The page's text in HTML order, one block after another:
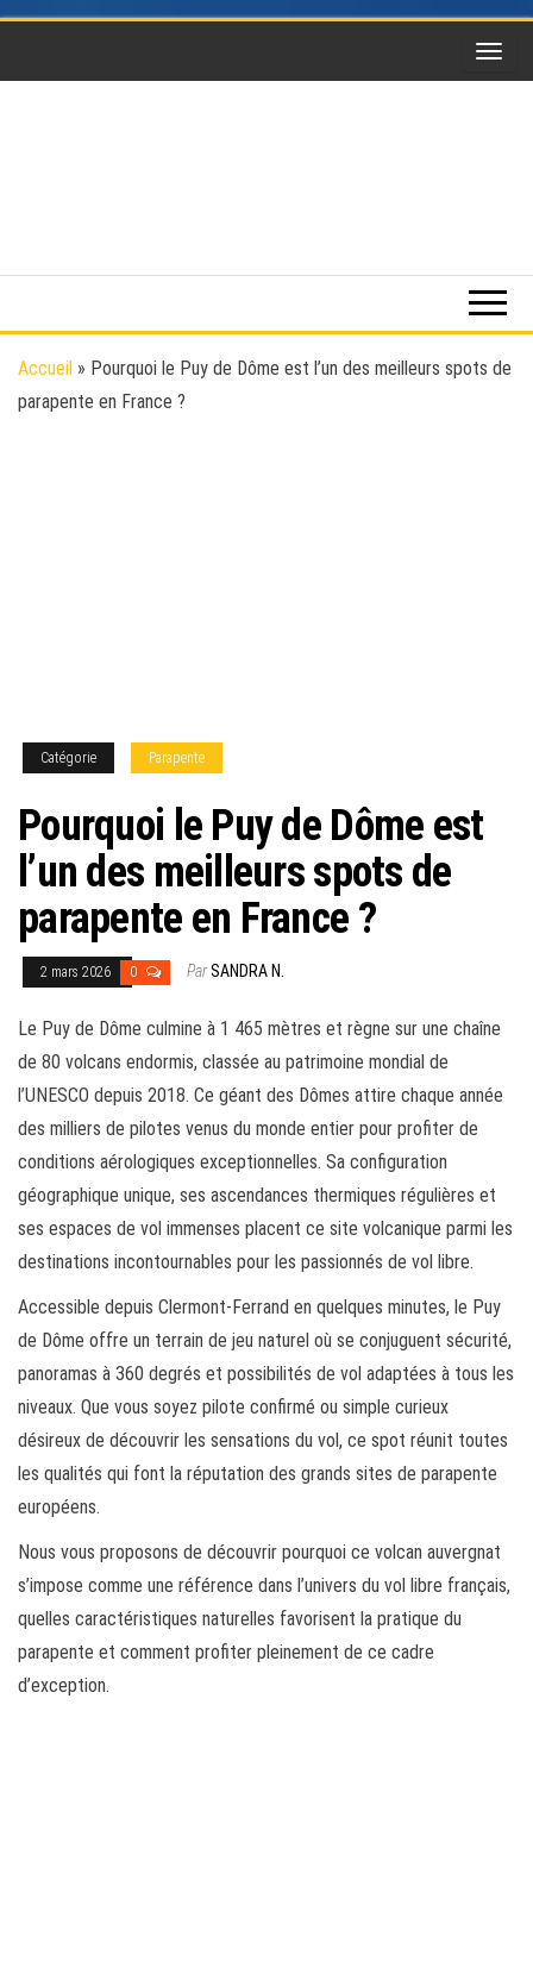
extrême,
Kitesurf,
Accueil » Pourquoi le Puy de Dôme est l’un des meilleurs spots de
parapente en France ?
Catégorie Parapente
Pourquoi le Puy de Dôme est
l’un des meilleurs spots de
parapente en France ?
2 mars 2026 0 ParSANDRA N.
Le Puy de Dôme culmine à 1 465 mètres et règne sur une chaîne
de 80 volcans endormis, classée au patrimoine mondial de
l’UNESCO depuis 2018. Ce géant des Dômes attire chaque année
des milliers de pilotes venus du monde entier pour profiter de
conditions aérologiques exceptionnelles. Sa configuration
géographique unique, ses ascendances thermiques régulières et
ses espaces de vol immenses placent ce site volcanique parmi les
destinations incontournables pour les passionnés de vol libre.
Accessible depuis Clermont-Ferrand en quelques minutes, le Puy
de Dôme offre un terrain de jeu naturel où se conjuguent sécurité,
panoramas à 360 degrés et possibilités de vol adaptées à tous les
niveaux. Que vous soyez pilote confirmé ou simple curieux
désireux de découvrir les sensations du vol, ce spot réunit toutes
les qualités qui font la réputation des grands sites de parapente
européens.
Nous vous proposons de découvrir pourquoi ce volcan auvergnat
s’impose comme une référence dans l’univers du vol libre français,
quelles caractéristiques naturelles favorisent la pratique du
parapente et comment profiter pleinement de ce cadre
d’exception.